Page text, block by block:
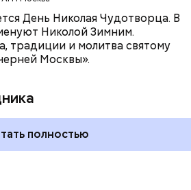
День Николая Чудотворца. В
Николой Зимним.
традиции и молитва святому
Москвы».
полностью
нарезанные небольшими
10-15 минут. Полученный
сахаром, раствором
уксусом, залить им
и тушить в жарочном